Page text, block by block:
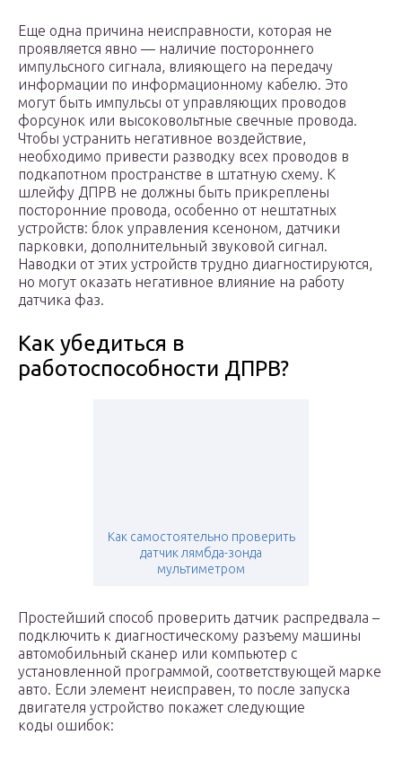
Еще одна причина неисправности, которая не
проявляется явно — наличие постороннего
импульсного сигнала, влияющего на передачу
информации по информационному кабелю. Это
могут быть импульсы от управляющих проводов
форсунок или высоковольтные свечные провода.
Чтобы устранить негативное воздействие,
необходимо привести разводку всех проводов в
подкапотном пространстве в штатную схему. К
шлейфу ДПРВ не должны быть прикреплены
посторонние провода, особенно от нештатных
устройств: блок управления ксеноном, датчики
парковки, дополнительный звуковой сигнал.
Наводки от этих устройств трудно диагностируются,
но могут оказать негативное влияние на работу
датчика фаз.
Как убедиться в
работоспособности ДПРВ?
Как самостоятельно проверить
датчик лямбда-зонда
мультиметром
Простейший способ проверить датчик распредвала –
подключить к диагностическому разъему машины
автомобильный сканер или компьютер с
установленной программой, соответствующей марке
авто. Если элемент неисправен, то после запуска
двигателя устройство покажет следующие
коды ошибок: